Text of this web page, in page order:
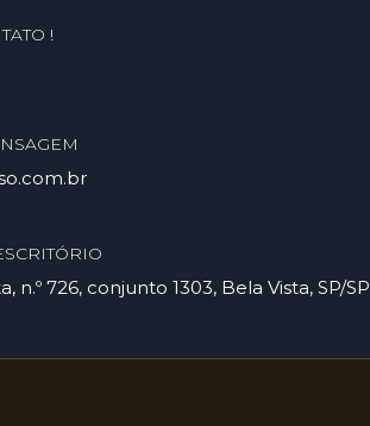
!
n.º 726, conjunto 1303, Bela Vista, SP/SP